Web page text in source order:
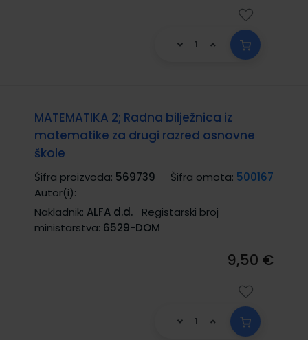
MATEMATIKA 2; Radna bilježnica iz
matematike za drugi razred osnovne
škole
Šifra proizvoda: 569739 Šifra omota: 500167
Autor(i):
Nakladnik: ALFA d.d.
Registarski broj
ministarstva: 6529-DOM
9,50 €